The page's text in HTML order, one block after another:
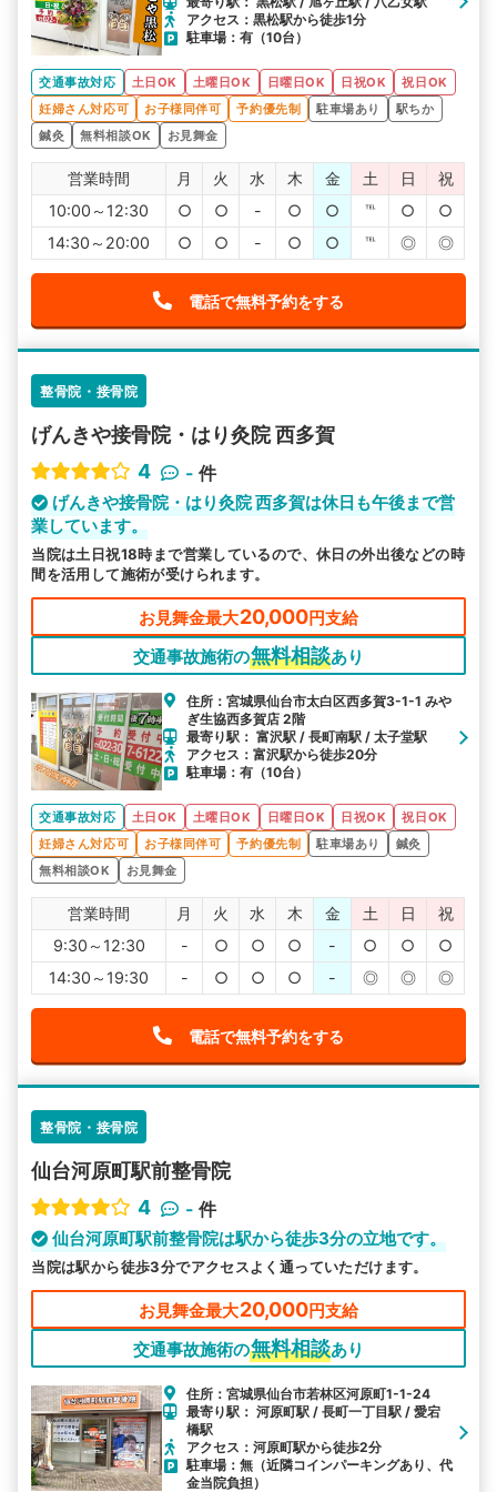
アクセス：黒松駅から徒歩1分
駐車場：有（10台）
交通事故対応 土日OK 土曜日OK 日曜日OK 日祝OK
祝日OK
妊婦さん対応可
お子様同伴可 予約優先制 駐車場あり
駅ちか
鍼灸
無料相談OK お見舞金
営業時間 月 火 水 木 金 土 日
祝
10:00～12:30
○ ○ - ○ ○ ℡ ○
○
14:30～20:00
○ ○ - ○ ○ ℡ ◎ ◎
電話で無料予約をする
整骨院・接骨院
げんきや接骨院・はり灸院 西多賀
4
- 件
げんきや接骨院・はり灸院 西多賀は休日も午後まで営
業しています。
当院は土日祝18時まで営業しているので、休日の外出後などの時
間を活用して施術が受けられます。
お見舞金最大20,000円支給
交通事故施術の無料相談あり
住所：宮城県仙台市太白区西多賀3-1-1 みや
ぎ生協西多賀店 2階
最寄り駅： 富沢駅 / 長町南駅 / 太子堂駅
アクセス：富沢駅から徒歩20分
駐車場：有（10台）
交通事故対応 土日OK 土曜日OK 日曜日OK 日祝OK
祝日OK
妊婦さん対応可
お子様同伴可 予約優先制 駐車場あり
鍼灸
無料相談OK
お見舞金
営業時間 月 火 水 木 金 土 日
祝
9:30～12:30
- ○ ○ ○ - ○ ○
○
14:30～19:30
- ○ ○ ○ - ◎ ◎ ◎
電話で無料予約をする
整骨院・接骨院
仙台河原町駅前整骨院
4
- 件
仙台河原町駅前整骨院は駅から徒歩3分の立地です。
当院は駅から徒歩3分でアクセスよく通っていただけます。
お見舞金最大20,000円支給
交通事故施術の無料相談あり
住所：宮城県仙台市若林区河原町1-1-24
最寄り駅： 河原町駅 / 長町一丁目駅 / 愛宕
橋駅
アクセス：河原町駅から徒歩2分
駐車場：無（近隣コインパーキングあり、代
金当院負担）